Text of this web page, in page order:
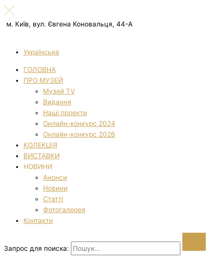
м. Київ, вул. Євгена Коновальця, 44-А
Українська
ГОЛОВНА
ПРО МУЗЕЙ
Музей TV
Видання
Наші проекти
Онлайн-конкурс 2024
Онлайн-конкурс 2026
КОЛЕКЦІЯ
ВИСТАВКИ
НОВИНИ
Анонси
Новини
Статті
Фотогалерея
Контакти
Запрос для поиска: